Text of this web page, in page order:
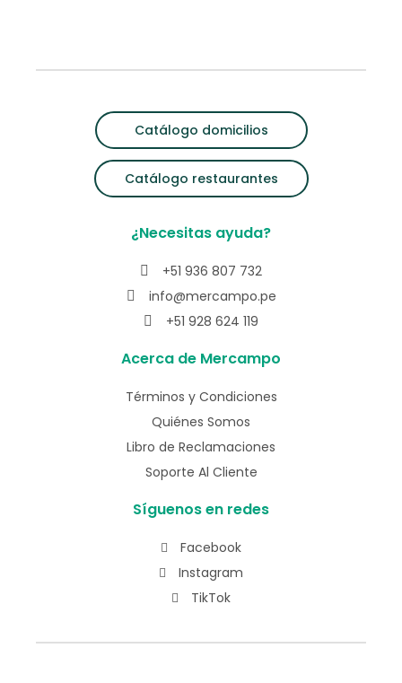
Catálogo domicilios
Catálogo restaurantes
¿Necesitas ayuda?
+51 936 807 732
info@mercampo.pe
+51 928 624 119
Acerca de Mercampo
Términos y Condiciones
Quiénes Somos
Libro de Reclamaciones
Soporte Al Cliente
Síguenos en redes
Facebook
Instagram
TikTok